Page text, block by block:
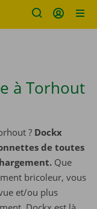
à Torhout
? Dockx
de toutes
Que
bricoleur, vous
et/ou plus